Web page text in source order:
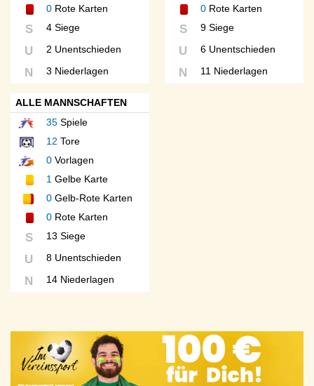
0 Rote Karten
S 4 Siege
U 2 Unentschieden
N 3 Niederlagen
0Rote Karten
S 9 Siege
U 6 Unentschieden
N 11 Niederlagen
ALLE MANNSCHAFTEN
35 Spiele
12 Tore
0 Vorlagen
1 Gelbe Karte
0 Gelb-Rote Karten
0 Rote Karten
S 13 Siege
U 8 Unentschieden
N 14 Niederlagen